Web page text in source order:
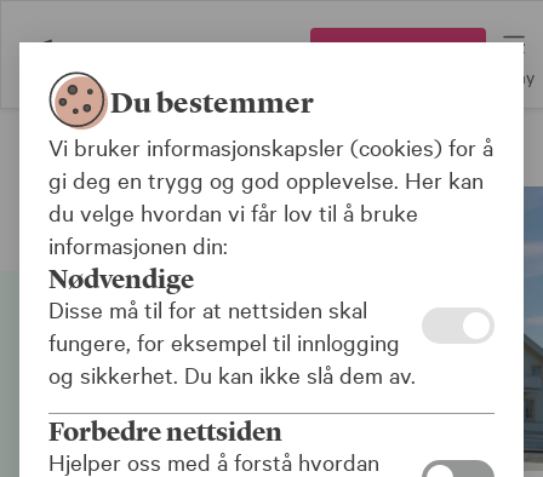
Meny
Pensjon
Du bestemmer
Vi bruker informasjonskapsler (cookies) for å
gi deg en trygg og god opplevelse. Her kan
du velge hvordan vi får lov til å bruke
informasjonen din:
Nødvendige
Disse må til for at nettsiden skal
fungere, for eksempel til innlogging
og sikkerhet. Du kan ikke slå dem av.
Forbedre nettsiden
Hjelper oss med å forstå hvordan